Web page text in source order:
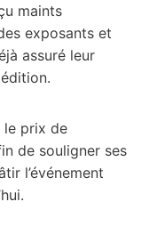
maints
exposants et
assuré leur
le prix de
de souligner ses
l’événement